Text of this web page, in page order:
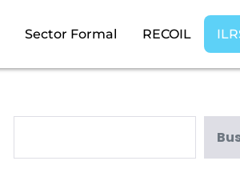
Sector Formal RECOIL